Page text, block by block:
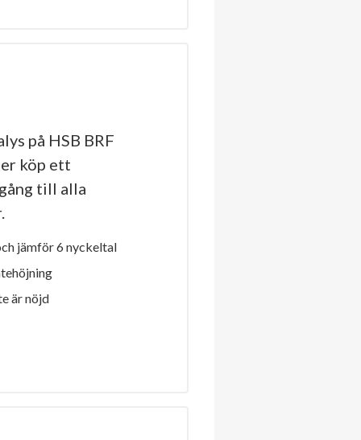
på HSB BRF
köp ett
till alla
jämför 6 nyckeltal
är nöjd